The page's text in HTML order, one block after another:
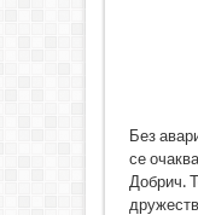
Без
се
Добрич.